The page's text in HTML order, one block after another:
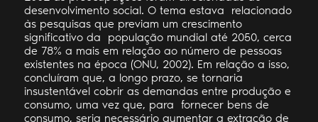
desenvolvimento social. O tema estava relacionado
às pesquisas que previam um crescimento
significativo da população mundial até 2050, cerca
de 78% a mais em relação ao número de pessoas
existentes na época (ONU, 2002). Em relação a isso,
concluíram que, a longo prazo, se tornaria
insustentável cobrir as demandas entre produção e
consumo, uma vez que, para fornecer bens de
consumo, seria necessário aumentar a extração de